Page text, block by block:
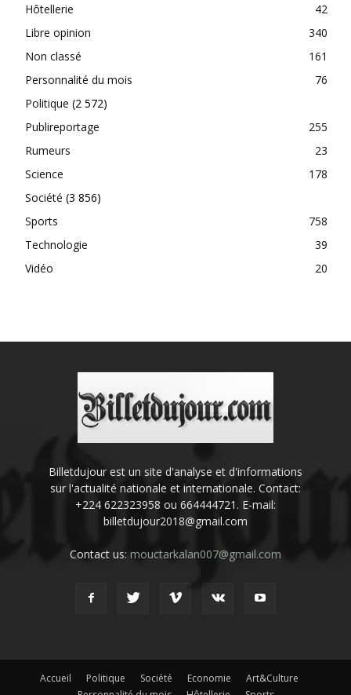
Hôtellerie
42
Libre opinion
340
Non classé
161
Personnalité du mois
76
Politique (2 572)
Publireportage
255
Rumeurs
23
Science
178
Société (3 856)
Sports
758
Technologie
39
Vidéo
20
Billetdujour est un site d'analyse et d'informations
sur l'actualité nationale et internationale. Contact:
+224 622323958 ou 664444721. E-mail:
billetdujour2018@gmail.com
Contact us: mouctarkalan007@gmail.com
Accueil Politique Société Economie
Art&Culture